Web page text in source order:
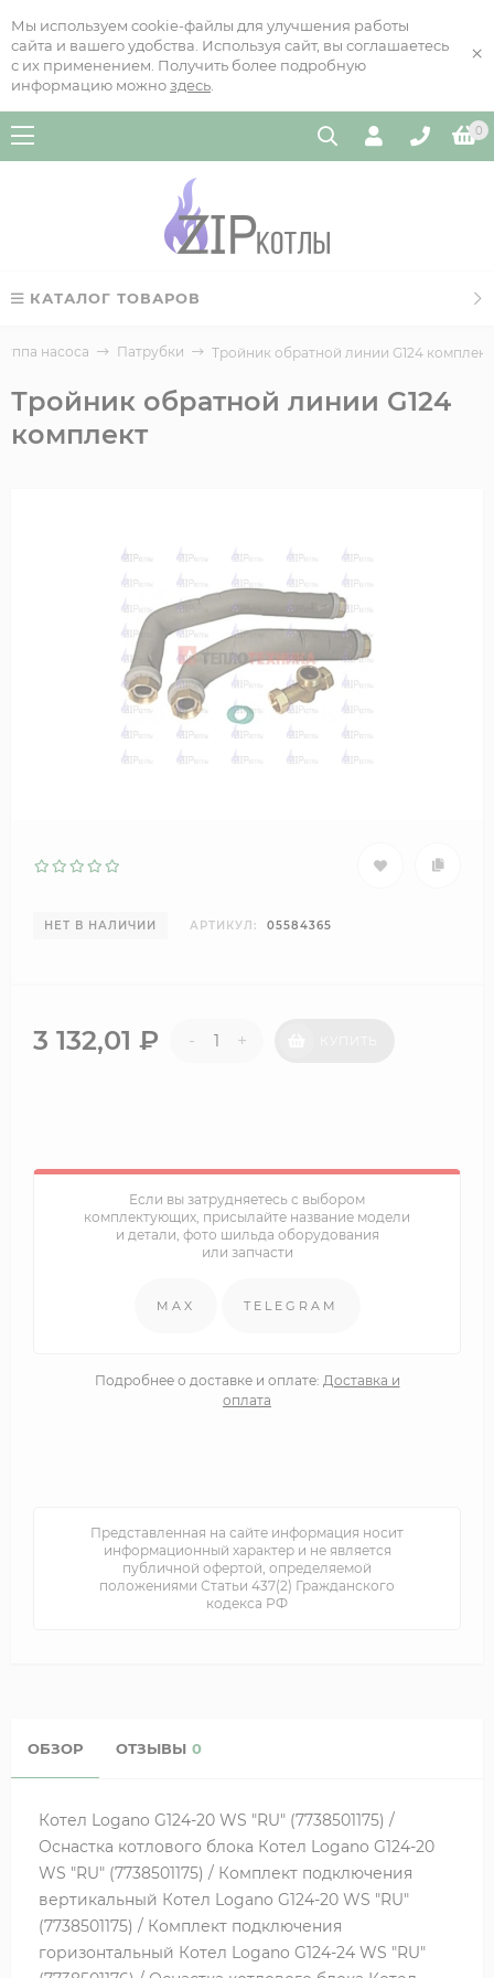
Мы используем cookie-файлы для улучшения работы
сайта и вашего удобства. Используя сайт, вы соглашаетесь
с их применением. Получить более подробную
информацию можно здесь
×
0
КАТАЛОГ ТОВАРОВ
насоса Патрубки Тройник обратной линии G124 комплект
Тройник обратной линии G124
комплект
НЕТ В НАЛИЧИИ АРТИКУЛ: 05584365
3 132,01 ₽ - +
Если вы затрудняетесь с выбором
комплектующих, присылайте название модели
и детали, фото шильда оборудования
или запчасти
MAX TELEGRAM
Подробнее о доставке и оплате: Доставка и
оплата
Представленная на сайте информация носит
информационный характер и не является
публичной офертой, определяемой
положениями Статьи 437(2) Гражданского
кодекса РФ
ОБЗОР ОТЗЫВЫ 0
Котел Logano G124-20 WS "RU" (7738501175) /
Оснастка котлового блока Котел Logano G124-20
WS "RU" (7738501175) / Комплект подключения
вертикальный Котел Logano G124-20 WS "RU"
(7738501175) / Комплект подключения
горизонтальный Котел Logano G124-24 WS "RU"